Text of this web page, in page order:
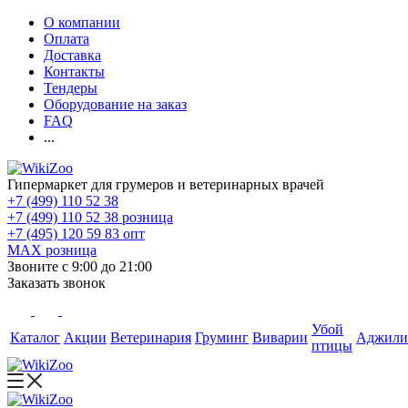
О компании
Оплата
Доставка
Контакты
Тендеры
Оборудование на заказ
FAQ
...
Гипермаркет для грумеров и ветеринарных врачей
+7 (499) 110 52 38
+7 (499) 110 52 38 розница
+7 (495) 120 59 83 опт
MAX розница
Звоните с 9:00 до 21:00
Заказать звонок
Каталог Акции Ветеринария Груминг Виварии
Убой
птицы